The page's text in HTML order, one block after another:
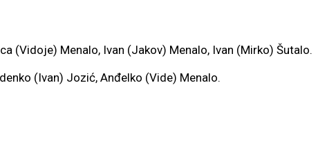
(Vidoje) Menalo, Ivan (Jakov) Menalo, Ivan (Mirko) Šutalo.
(Ivan) Jozić, Anđelko (Vide) Menalo.